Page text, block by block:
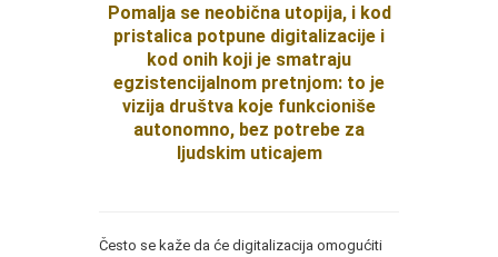
Pomalja se neobična utopija, i kod
pristalica potpune digitalizacije i
kod onih koji je smatraju
egzistencijalnom pretnjom: to je
vizija društva koje funkcioniše
autonomno, bez potrebe za
ljudskim uticajem
Često se kaže da će digitalizacija omogućiti